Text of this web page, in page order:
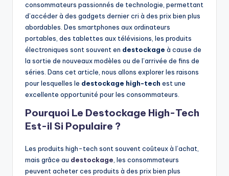
consommateurs passionnés de technologie, permettant
d’accéder à des gadgets dernier cri à des prix bien plus
abordables. Des smartphones aux ordinateurs
portables, des tablettes aux télévisions, les produits
électroniques sont souvent en destockage à cause de
la sortie de nouveaux modèles ou de l’arrivée de fins de
séries. Dans cet article, nous allons explorer les raisons
pour lesquelles le destockage high-tech est une
excellente opportunité pour les consommateurs.
Pourquoi Le Destockage High-Tech
Est-il Si Populaire ?
Les produits high-tech sont souvent coûteux à l’achat,
mais grâce au destockage , les consommateurs
peuvent acheter ces produits à des prix bien plus